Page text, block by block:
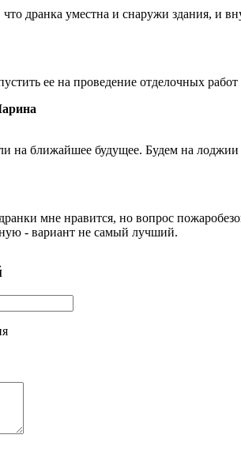
дранка уместна и снаружи здания, и
ее на проведение отделочных
на ближайшее будущее. Будем на
мне нравится, но вопрос
- вариант не самый лучший.